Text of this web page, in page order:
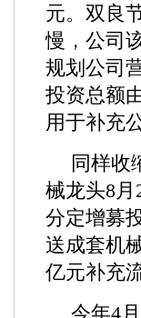
元。双良
慢，公司
规划公司
投资总额
用于补充
同样收
械龙头8
分定增募
送成套机
亿元补充
今年4